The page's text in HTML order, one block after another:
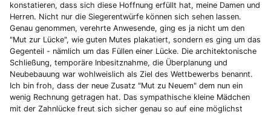
konstatieren, dass sich diese Hoffnung erfüllt hat, meine Damen und
Herren. Nicht nur die Siegerentwürfe können sich sehen lassen.
Genau genommen, verehrte Anwesende, ging es ja nicht um den
"Mut zur Lücke", wie guten Mutes plakatiert, sondern es ging um das
Gegenteil - nämlich um das Füllen einer Lücke. Die architektonische
Schließung, temporäre Inbesitznahme, die Überplanung und
Neubebauung war wohlweislich als Ziel des Wettbewerbs benannt.
Ich bin froh, dass der neue Zusatz "Mut zu Neuem" dem nun ein
wenig Rechnung getragen hat. Das sympathische kleine Mädchen
mit der Zahnlücke freut sich sicher genau so auf eine möglichst